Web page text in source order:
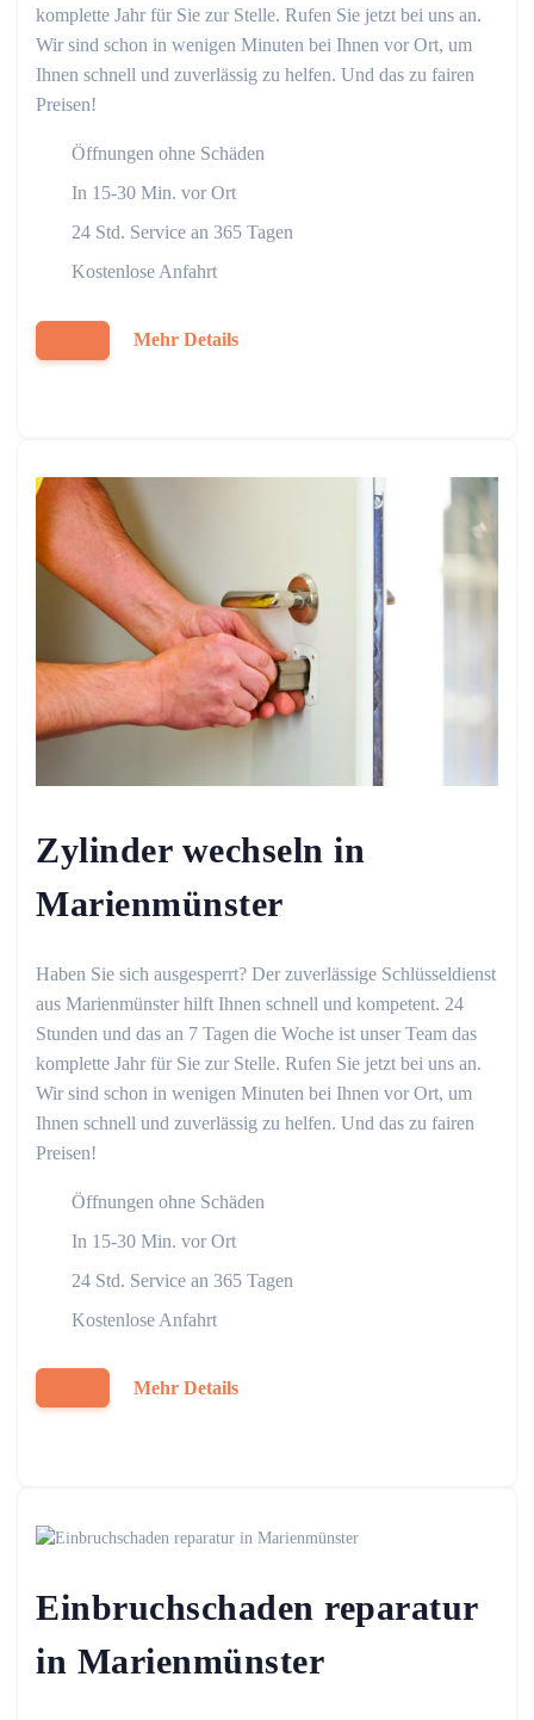
komplette Jahr für Sie zur Stelle. Rufen Sie jetzt bei uns an.
Wir sind schon in wenigen Minuten bei Ihnen vor Ort, um
Ihnen schnell und zuverlässig zu helfen. Und das zu fairen
Preisen!
Öffnungen ohne Schäden
In 15-30 Min. vor Ort
24 Std. Service an 365 Tagen
Kostenlose Anfahrt
Mehr Details
Zylinder wechseln in
Marienmünster
Haben Sie sich ausgesperrt? Der zuverlässige Schlüsseldienst
aus Marienmünster hilft Ihnen schnell und kompetent. 24
Stunden und das an 7 Tagen die Woche ist unser Team das
komplette Jahr für Sie zur Stelle. Rufen Sie jetzt bei uns an.
Wir sind schon in wenigen Minuten bei Ihnen vor Ort, um
Ihnen schnell und zuverlässig zu helfen. Und das zu fairen
Preisen!
Öffnungen ohne Schäden
In 15-30 Min. vor Ort
24 Std. Service an 365 Tagen
Kostenlose Anfahrt
Mehr Details
Einbruchschaden reparatur
in Marienmünster